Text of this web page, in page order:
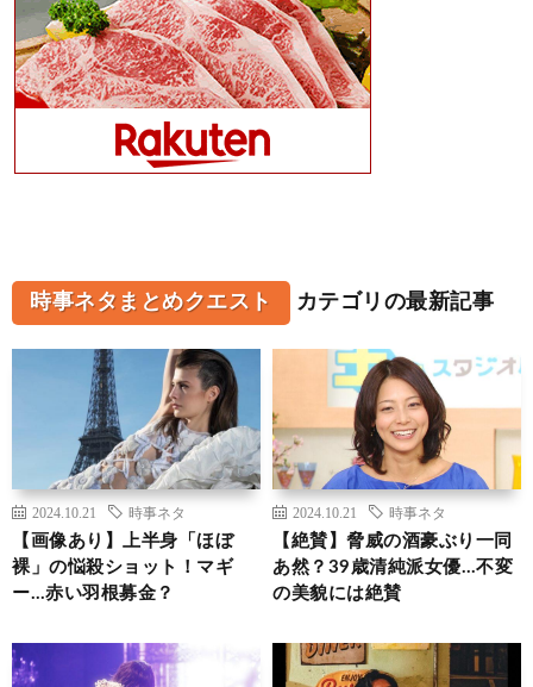
時事ネタまとめクエスト カテゴリの最新記事
2024.10.21 時事ネタ
【画像あり】上半身「ほぼ
裸」の悩殺ショット！マギ
ー…赤い羽根募金？
2024.10.21 時事ネタ
【絶賛】脅威の酒豪ぶり一同
あ然？39歳清純派女優…不変
の美貌には絶賛